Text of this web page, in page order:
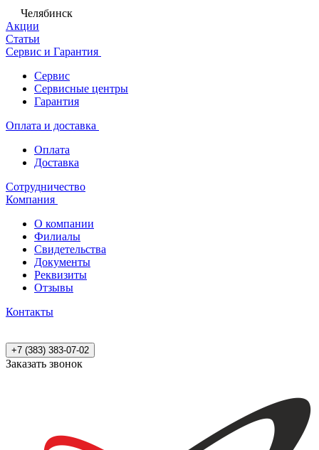
Челябинск
Акции
Статьи
Сервис и Гарантия
Сервис
Сервисные центры
Гарантия
Оплата и доставка
Оплата
Доставка
Сотрудничество
Компания
О компании
Филиалы
Свидетельства
Документы
Реквизиты
Отзывы
Контакты
+7 (383) 383-07-02
Заказать звонок